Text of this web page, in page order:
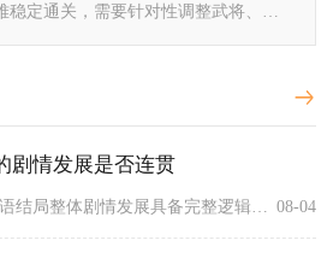
稳定通关，需要针对性调整武将、战
剧情发展是否连贯
结论先行：星露谷物语结局整体剧情发展具备完整逻辑连贯性，双线... 08-04